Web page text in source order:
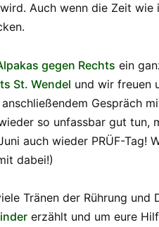
Auch wenn die Zeit
gegen Rechts ein
St. Wendel und wir freuen
Gespräch
so unfassbar gut tun,
auch wieder PRÜF-Tag!
dabei!)
Tränen der Rührung
erzählt und um eure